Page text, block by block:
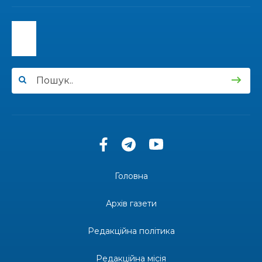
13:33
30 лип
«Дві музи» у Рівному: свято краси, мистецтва
Одна з найяскравіших постатей Бахмута –
Головна
Архів газети
Редакційна політика
Редакційна місія